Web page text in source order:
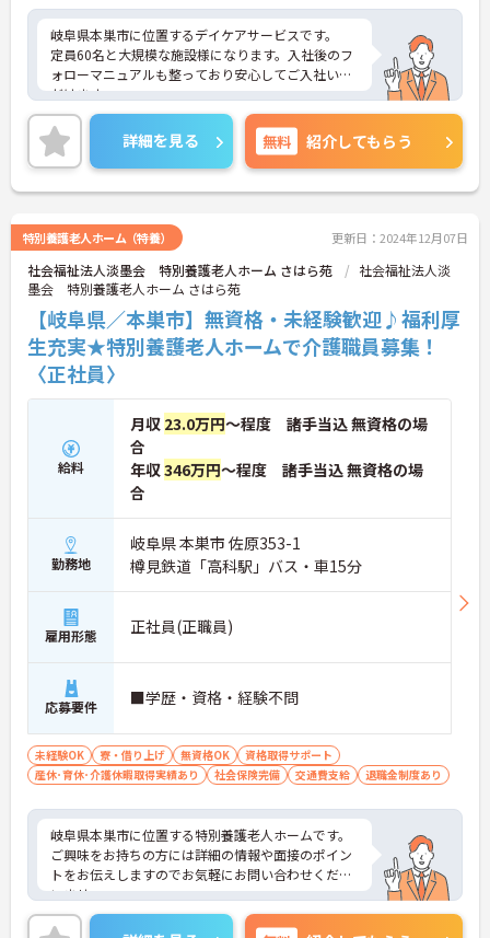
岐阜県本巣市に位置するデイケアサービスです。
定員60名と大規模な施設様になります。入社後のフ
ォローマニュアルも整っており安心してご入社いた
だけます。
年収も日勤のみで400万以上狙えますので是非ご応
募ください。
ご興味をお持ちの方には詳細の情報や面接のポイン
トをお伝えしますのでお気軽にお問い合わせくださ
いませ。
詳細を見る 無料 紹介してもらう
特別養護老人ホーム（特養） 更新日：2024年12月07日
社会福祉法人淡墨会 特別養護老人ホーム さはら苑
社会福祉法人淡
墨会 特別養護老人ホーム さはら苑
【岐阜県／本巣市】無資格・未経験歓迎♪福利厚
生充実★特別養護老人ホームで介護職員募集！
〈正社員〉
給料
月収 23.0万円～程度 諸手当込 無資格の場
合
年収346万円～程度 諸手当込 無資格の場
合
勤務地
岐阜県 本巣市 佐原353-1
樽見鉄道「高科駅」バス・車15分
雇用形態 正社員(正職員)
応募要件 ■学歴・資格・経験不問
未経験OK 寮・借り上げ 無資格OK
資格取得サポート
産休･育休･介護休暇取得実績あり
社会保険完備 交通費支給 退職金制度あり
岐阜県本巣市に位置する特別養護老人ホームです。
ご興味をお持ちの方には詳細の情報や面接のポイン
トをお伝えしますのでお気軽にお問い合わせくださ
いませ。